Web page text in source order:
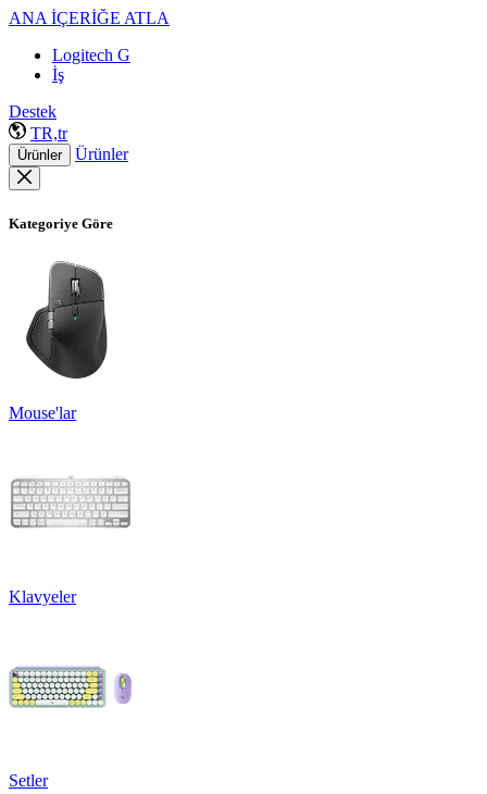
ANA İÇERİĞE ATLA
Logitech G
İş
Destek
TR,tr
Ürünler Ürünler
Kategoriye Göre
Mouse'lar
Klavyeler
Setler